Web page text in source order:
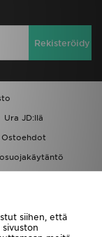
Rekisteröidy
Ura JD:llä
Ostoehdot
JD Blog
siihen, että